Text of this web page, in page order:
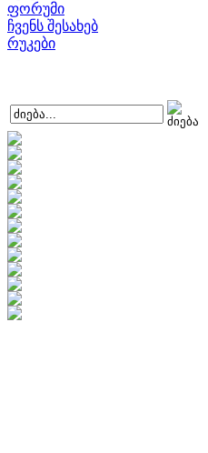
ფორუმი
ჩვენს შესახებ
რუკები